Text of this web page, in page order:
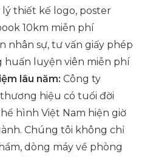
thiết kế logo, poster
10km miễn phí
nhân sự, tư vấn giấy phép
huấn luyện viên miễn phí
lâu năm: Công ty
hiệu có tuổi đời
hình Việt Nam hiện giờ
Chúng tôi không chỉ
dòng máy về phòng